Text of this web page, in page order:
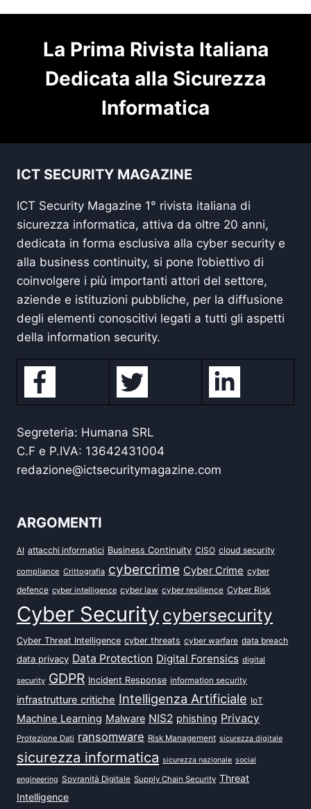
La Prima Rivista Italiana
Dedicata alla Sicurezza
Informatica
ICT SECURITY MAGAZINE
ICT Security Magazine 1° rivista italiana di
sicurezza informatica, attiva da oltre 20 anni,
dedicata in forma esclusiva alla cyber security e
alla business continuity, si pone l’obiettivo di
coinvolgere i più importanti attori del settore,
aziende e istituzioni pubbliche, per la diffusione
degli elementi conoscitivi legati a tutti gli aspetti
della information security.
Segreteria: Humana SRL
C.F e P.IVA: 13642431004
redazione@ictsecuritymagazine.com
ARGOMENTI
AI attacchi informatici Business Continuity CISO cloud security
compliance Crittografia cybercrime Cyber Crime cyber
defence cyber intelligence cyber law cyber resilience Cyber Risk
Cyber Security cybersecurity
Cyber Threat Intelligence cyber threats cyber warfare data breach
data privacy Data Protection Digital Forensics digital
security GDPR Incident Response information security
infrastrutture critiche Intelligenza Artificiale IoT
Machine Learning Malware NIS2 phishing Privacy
Protezione Dati ransomware Risk Management sicurezza digitale
sicurezza informatica sicurezza nazionale social
engineering Sovranità Digitale Supply Chain Security Threat
Intelligence